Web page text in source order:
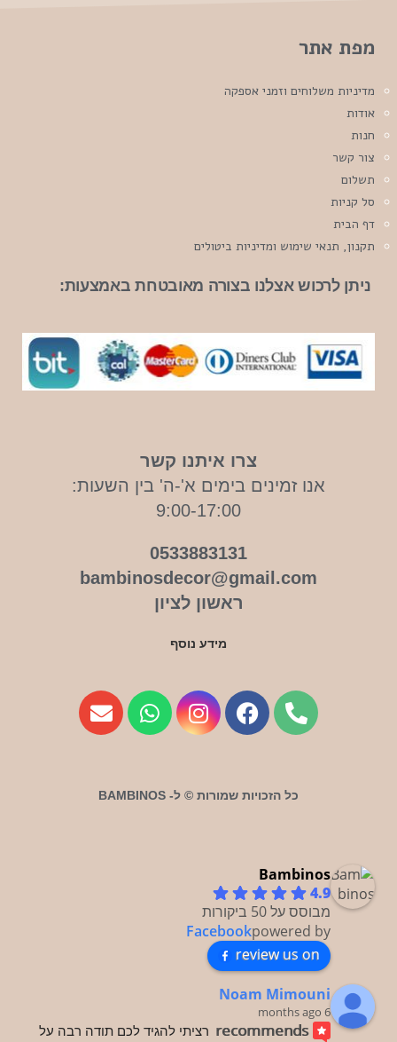
מפת אתר
מדיניות משלוחים וזמני אספקה
אודות
חנות
צור קשר
תשלום
סל קניות
דף הבית
תקנון, תנאי שימוש ומדיניות ביטולים
ניתן לרכוש אצלנו בצורה מאובטחת באמצעות:
צרו איתנו קשר
אנו זמינים בימים א'-ה' בין השעות:
9:00-17:00
0533883131
bambinosdecor@gmail.com
ראשון לציון
מידע נוסף
כל הזכויות שמורות © ל- BAMBINOS
Bambinos
4.9
מבוסס על 50 ביקורות
powered by
Facebook
review us on
Noam Mimouni
6 months ago
recommends